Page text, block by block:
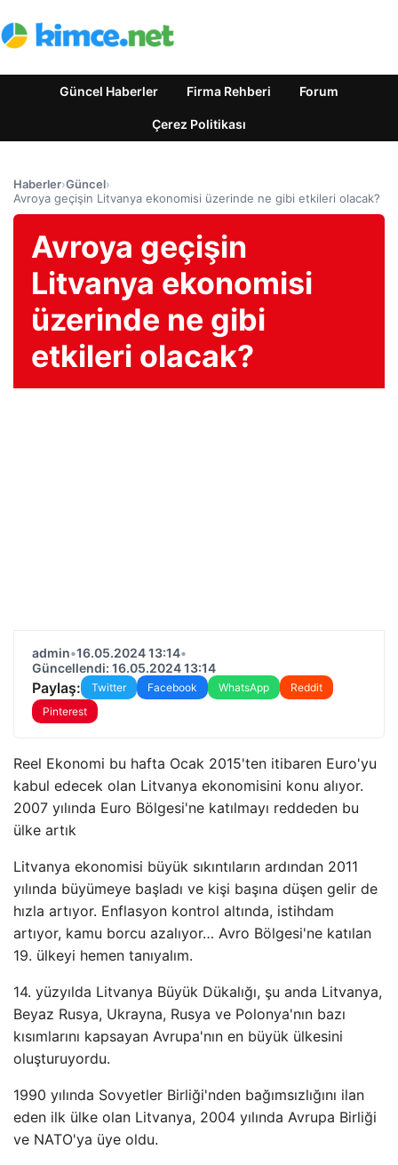
Güncel Haberler Firma Rehberi Forum
Çerez Politikası
Haberler›Güncel›
Avroya geçişin Litvanya ekonomisi üzerinde ne gibi etkileri olacak?
Avroya geçişin
Litvanya ekonomisi
üzerinde ne gibi
etkileri olacak?
admin•16.05.2024 13:14•
Güncellendi: 16.05.2024 13:14
Paylaş: Twitter Facebook WhatsApp
Reddit
Pinterest
Reel Ekonomi bu hafta Ocak 2015'ten itibaren Euro'yu
kabul edecek olan Litvanya ekonomisini konu alıyor.
2007 yılında Euro Bölgesi'ne katılmayı reddeden bu
ülke artık
Litvanya ekonomisi büyük sıkıntıların ardından 2011
yılında büyümeye başladı ve kişi başına düşen gelir de
hızla artıyor. Enflasyon kontrol altında, istihdam
artıyor, kamu borcu azalıyor… Avro Bölgesi'ne katılan
19. ülkeyi hemen tanıyalım.
14. yüzyılda Litvanya Büyük Dükalığı, şu anda Litvanya,
Beyaz Rusya, Ukrayna, Rusya ve Polonya'nın bazı
kısımlarını kapsayan Avrupa'nın en büyük ülkesini
oluşturuyordu.
1990 yılında Sovyetler Birliği'nden bağımsızlığını ilan
eden ilk ülke olan Litvanya, 2004 yılında Avrupa Birliği
ve NATO'ya üye oldu.